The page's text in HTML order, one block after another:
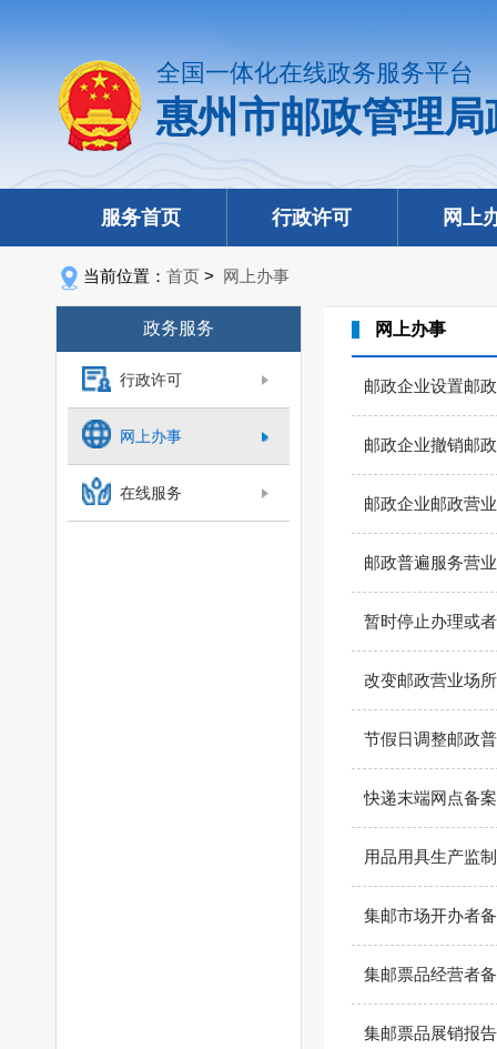
全国一体化在线政务服务平台
惠州市邮政管理
服务首页 行政许可 网上
当前位置： 首页 > 网上办事
政务服务
行政许可
网上办事
在线服务
网上办事
邮政企业设置邮
邮政企业撤销邮
邮政企业邮政营
邮政普遍服务营
暂时停止办理或
改变邮政营业场
节假日调整邮政
快递末端网点备案
用品用具生产监
集邮市场开办者
集邮票品经营者
集邮票品展销报告